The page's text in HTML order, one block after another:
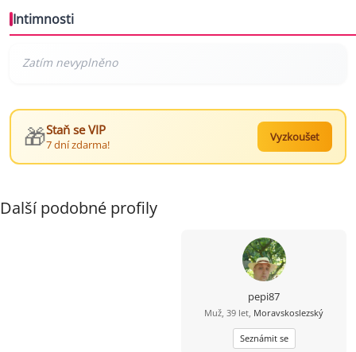
Intimnosti
🎁Staň se VIP
7 dní zdarma!
Vyzkoušet
Další podobné profily
pepi87
Muž, 39 let, Moravskoslezský
Seznámit se